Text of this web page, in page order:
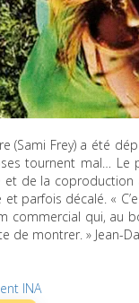
(Sami Frey) a été
tournent mal… Le
et de la
parfois décalé. «
commercial qui, au
de montrer. » Jean-
INA